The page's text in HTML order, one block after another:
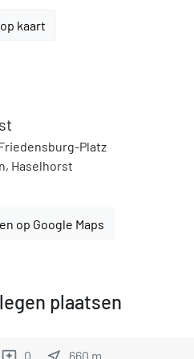
kaart
Platz
Haselhorst
op Google Maps
plaatsen
0 660 m